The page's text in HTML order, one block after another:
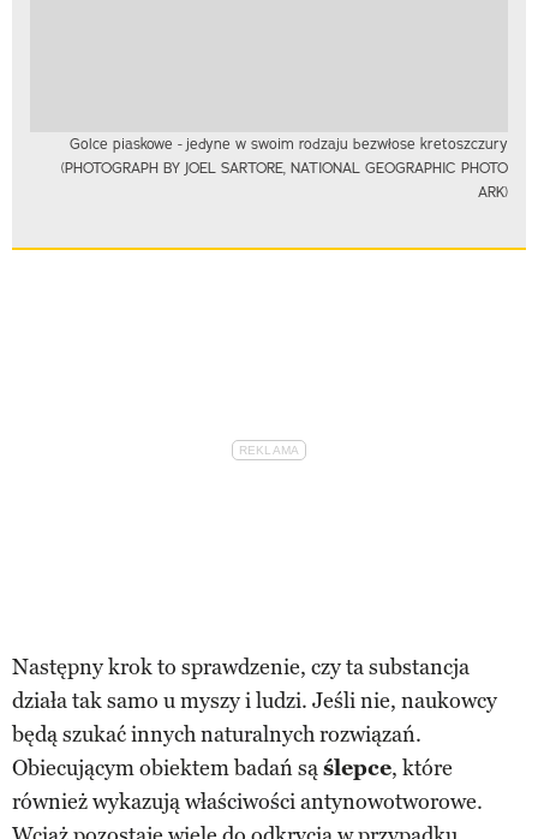
Golce piaskowe - jedyne w swoim rodzaju bezwłose kretoszczury
(PHOTOGRAPH BY JOEL SARTORE, NATIONAL GEOGRAPHIC PHOTO
ARK)
Następny krok to sprawdzenie, czy ta substancja
działa tak samo u myszy i ludzi. Jeśli nie, naukowcy
będą szukać innych naturalnych rozwiązań.
Obiecującym obiektem badań sąślepce, które
również wykazują właściwości antynowotworowe.